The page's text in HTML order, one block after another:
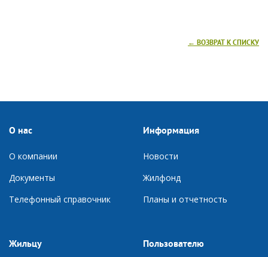
← ВОЗВРАТ К СПИСКУ
О нас
О компании
Документы
Телефонный справочник
Информация
Новости
Жилфонд
Планы и отчетность
Жильцу Пользователю